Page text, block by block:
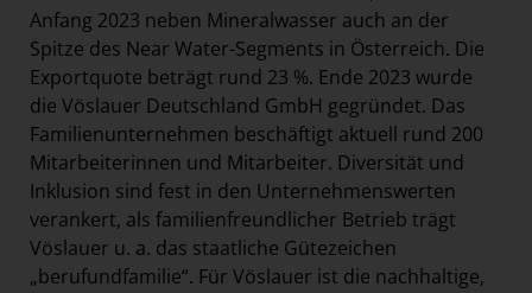
Anfang 2023 neben Mineralwasser auch an der
Spitze des Near Water-Segments in Österreich. Die
Exportquote beträgt rund 23 %. Ende 2023 wurde
die Vöslauer Deutschland GmbH gegründet. Das
Familienunternehmen beschäftigt aktuell rund 200
Mitarbeiterinnen und Mitarbeiter. Diversität und
Inklusion sind fest in den Unternehmenswerten
verankert, als familienfreundlicher Betrieb trägt
Vöslauer u. a. das staatliche Gütezeichen
„berufundfamilie“. Für Vöslauer ist die nachhaltige,